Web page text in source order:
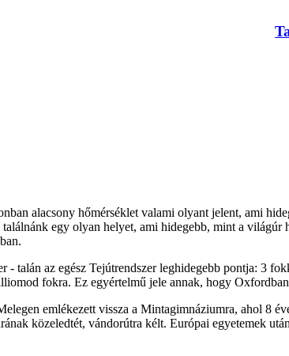
alacsony hőmérséklet valami olyant jelent, ami
egy olyan helyet, ami hidegebb, mint a világúr
az egész Tejútrendszer leghidegebb pontja: 3
fokra. Ez egyértelmű jele annak, hogy
emlékezett vissza a Mintagimnáziumra, ahol 8
közeledtét, vándorútra kélt. Európai egyetemek